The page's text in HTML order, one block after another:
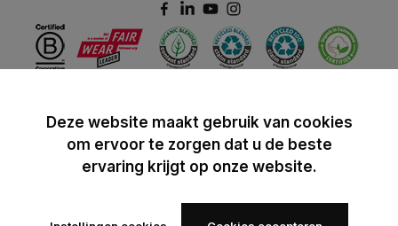
Deze website maakt gebruik van cookies
om ervoor te zorgen dat u de beste
ervaring krijgt op onze website.